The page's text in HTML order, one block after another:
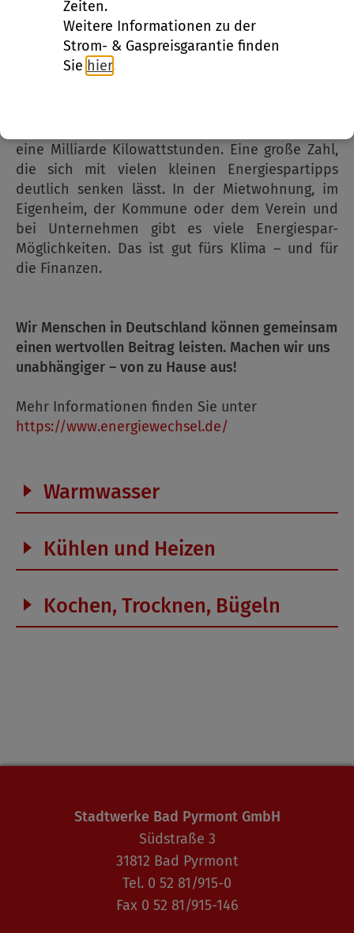
Die 41 Millionen Haushalte in Deutschland
verbrauchen jährlich rund 670 Terawattstunden
Energie für Wärme und Strom. Dazu kommen
eine Milliarde Kilowattstunden. Eine große Zahl,
die sich mit vielen kleinen Energiespartipps
deutlich senken lässt. In der Mietwohnung, im
Eigenheim, der Kommune oder dem Verein und
bei Unternehmen gibt es viele Energiespar-
Möglichkeiten. Das ist gut fürs Klima – und für
die Finanzen.
Wir Menschen in Deutschland können gemeinsam
einen wertvollen Beitrag leisten. Machen wir uns
unabhängiger – von zu Hause aus!
Mehr Informationen finden Sie unter
https://www.energiewechsel.de/
Warmwasser
Kühlen und Heizen
Kochen, Trocknen, Bügeln
Stadtwerke Bad Pyrmont GmbH
Südstraße 3
31812 Bad Pyrmont
Tel. 0 52 81/915-0
Fax 0 52 81/915-146
Zeiten.
Weitere Informationen zu der
Strom- & Gaspreisgarantie finden
Sie hier.